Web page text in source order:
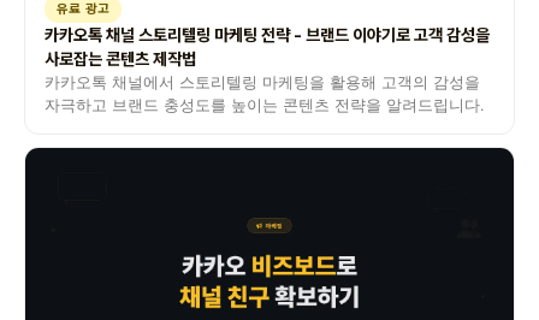
유료 광고
카카오톡 채널 스토리텔링 마케팅 전략 - 브랜드 이야기로 고객 감성을
사로잡는 콘텐츠 제작법
카카오톡 채널에서 스토리텔링 마케팅을 활용해 고객의 감성을
자극하고 브랜드 충성도를 높이는 콘텐츠 전략을 알려드립니다.